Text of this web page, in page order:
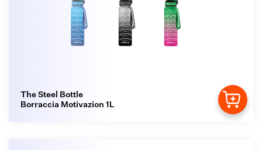
The Steel Bottle
Borraccia Motivazion 1L